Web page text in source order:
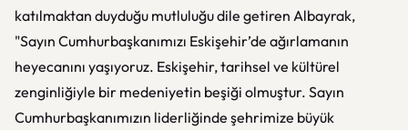
katılmaktan duyduğu mutluluğu dile getiren Albayrak,
"Sayın Cumhurbaşkanımızı Eskişehir’de ağırlamanın
heyecanını yaşıyoruz. Eskişehir, tarihsel ve kültürel
zenginliğiyle bir medeniyetin beşiği olmuştur. Sayın
Cumhurbaşkanımızın liderliğinde şehrimize büyük